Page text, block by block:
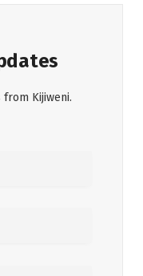
Kijiweni.